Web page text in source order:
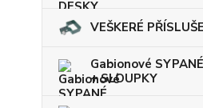
VEŠKERÉ
Gabionové
+ SLOUPKY